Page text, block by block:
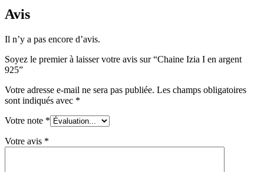
Avis
Il n’y a pas encore d’avis.
Soyez le premier à laisser votre avis sur “Chaine Izia I en argent
925”
Votre adresse e-mail ne sera pas publiée. Les champs obligatoires
sont indiqués avec *
Votre note *
Votre avis *